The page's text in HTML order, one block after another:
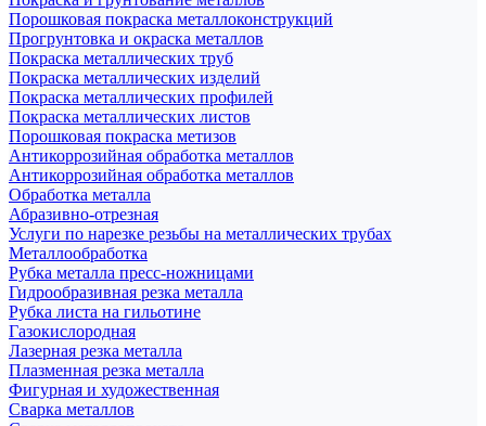
Порошковая покраска металлоконструкций
Прогрунтовка и окраска металлов
Покраска металлических труб
Покраска металлических изделий
Покраска металлических профилей
Покраска металлических листов
Порошковая покраска метизов
Антикоррозийная обработка металлов
Антикоррозийная обработка металлов
Обработка металла
Абразивно-отрезная
Услуги по нарезке резьбы на металлических трубах
Металлообработка
Рубка металла пресс-ножницами
Гидрообразивная резка металла
Рубка листа на гильотине
Газокислородная
Лазерная резка металла
Плазменная резка металла
Фигурная и художественная
Сварка металлов